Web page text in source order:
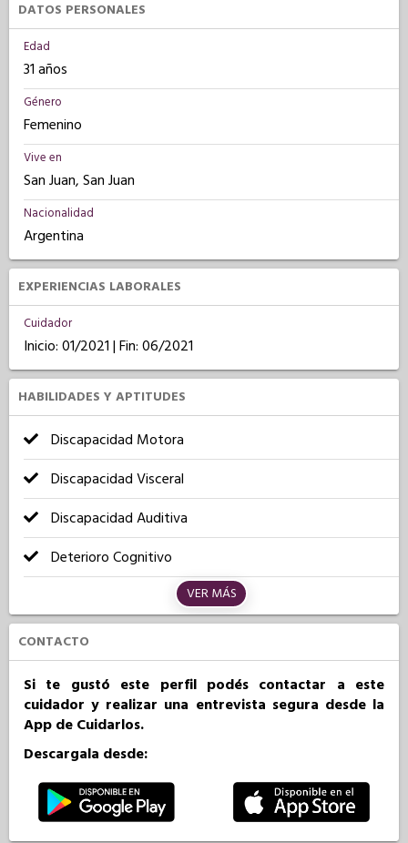
DATOS PERSONALES
Edad
31 años
Género
Femenino
Vive en
San Juan, San Juan
Nacionalidad
Argentina
EXPERIENCIAS LABORALES
Cuidador
Inicio: 01/2021 | Fin: 06/2021
HABILIDADES Y APTITUDES
Discapacidad Motora
Discapacidad Visceral
Discapacidad Auditiva
Deterioro Cognitivo
VER MÁS
CONTACTO
Si te gustó este perfil podés contactar a este
cuidador y realizar una entrevista segura desde la
App de Cuidarlos.
Descargala desde: